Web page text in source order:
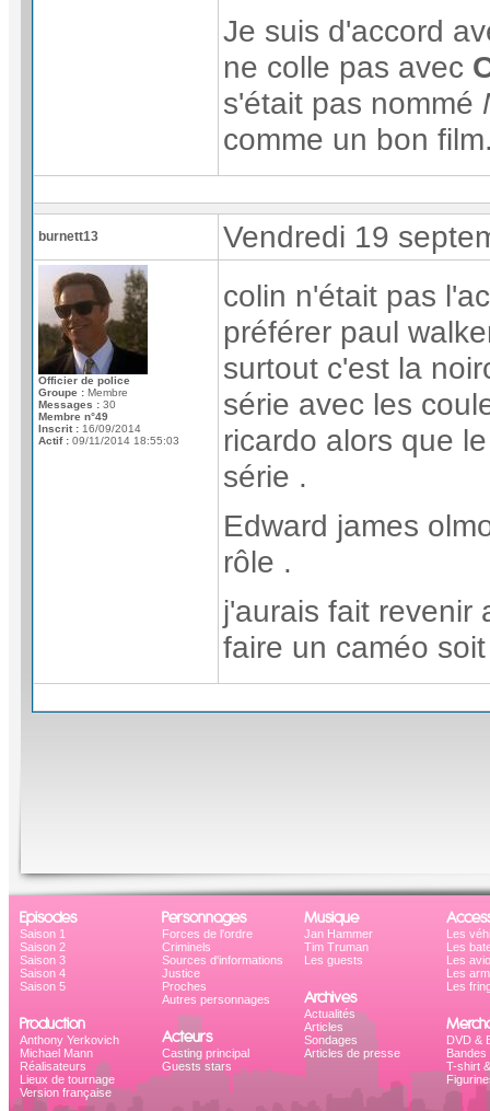
Je suis d'accord
ne colle pas avec
s'était pas nommé
comme un bon
burnett13 Vendredi 19
Officier de police
Groupe : Membre
Messages : 30
Membre n°49
Inscrit : 16/09/2014
Actif : 09/11/2014 18:55:03
colin n'était pas
préférer paul
surtout c'est la
série avec les
ricardo alors que
série .
Edward james
rôle .
j'aurais fait revenir
faire un caméo
Episodes
Saison 1
Saison 2
Saison 3
Saison 4
Saison 5
Production
Anthony Yerkovich
Michael Mann
Réalisateurs
Lieux de tournage
Version française
Personnages
Forces de l'ordre
Criminels
Sources d'informations
Justice
Proches
Autres personnages
Acteurs
Casting principal
Guests stars
Musique
Jan Hammer
Tim Truman
Les guests
Archives
Actualités
Articles
Sondages
Articles de presse
Les
Les
Les
Les
Les
DVD &
Bandes
T-shirt